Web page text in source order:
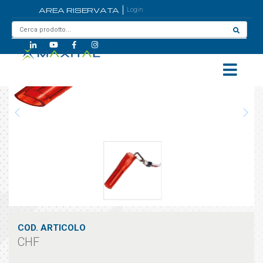
AREA RISERVATA Login
Home / CHF
COD. ARTICOLO
CHF